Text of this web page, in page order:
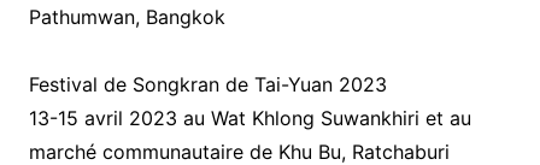
Pathumwan, Bangkok
Festival de Songkran de Tai-Yuan 2023
13-15 avril 2023 au Wat Khlong Suwankhiri et au
marché communautaire de Khu Bu, Ratchaburi